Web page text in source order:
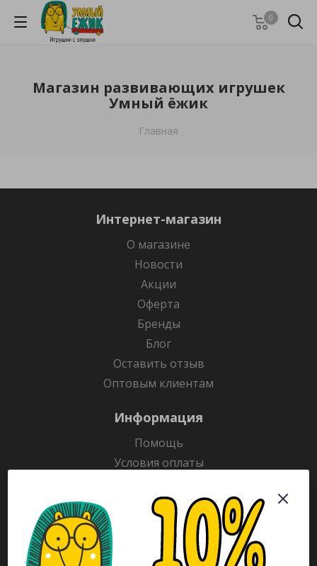
0
Магазин развивающих игрушек
Умный ёжик
Главная
Интернет-магазин
О магазине
Новости
Акции
Оферта
Бренды
Блог
Оставить отзыв
Оптовым клиентам
Информация
Помощь
Условия оплаты
Гарантия на товар
Раскраски
Рекламодателям